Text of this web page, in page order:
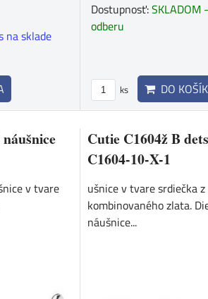
na sklade
Dostupnosť:SKLADOM
odberu
ks DO
v tvare
Cutie C1604ž B
C1604-10-X-1
ušnice v tvare srdiečka z
kombinovaného zlata.
náušnice...